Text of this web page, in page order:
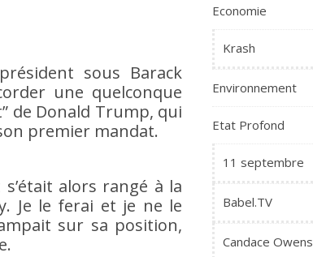
sous Barack
une quelconque
de Donald Trump, qui
premier mandat.
alors rangé à la
Je le ferai et je ne le
sur sa position,
Economie
Krash
Environnement
Etat Profond
11 septembre
Babel.TV
Candace Owens